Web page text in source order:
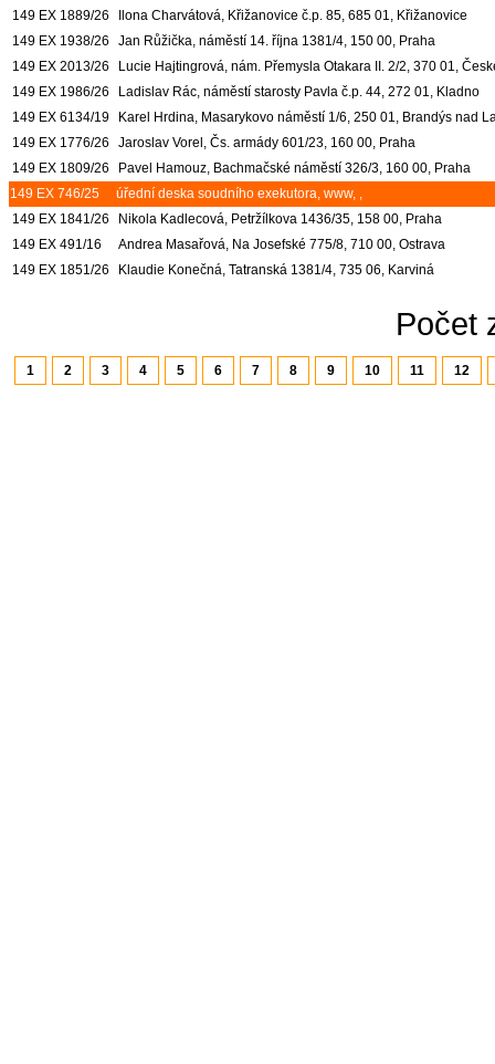
149 EX 1889/26
Ilona Charvátová, Křižanovice č.p. 85, 685 01, Křižanovice
149 EX 1938/26
Jan Růžička, náměstí 14. října 1381/4, 150 00, Praha
149 EX 2013/26
Lucie Hajtingrová, nám. Přemysla Otakara II. 2/2, 370 01,
149 EX 1986/26
Ladislav Rác, náměstí starosty Pavla č.p. 44, 272 01, Kladno
149 EX 6134/19
Karel Hrdina, Masarykovo náměstí 1/6, 250 01, Brandýs nad
149 EX 1776/26
Jaroslav Vorel, Čs. armády 601/23, 160 00, Praha
149 EX 1809/26
Pavel Hamouz, Bachmačské náměstí 326/3, 160 00, Praha
149 EX 746/25
úřední deska soudního exekutora, www, ,
149 EX 1841/26
Nikola Kadlecová, Petržílkova 1436/35, 158 00, Praha
149 EX 491/16
Andrea Masařová, Na Josefské 775/8, 710 00, Ostrava
149 EX 1851/26
Klaudie Konečná, Tatranská 1381/4, 735 06, Karviná
Počet
1 2 3 4 5 6 7 8 9 10 11 12